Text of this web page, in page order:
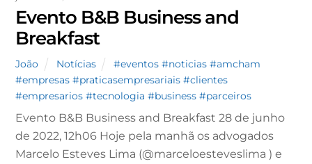
Evento B&B Business and
Breakfast
João Notícias
#eventos #noticias #amcham
#empresas #praticasempresariais #clientes
#empresarios #tecnologia #business #parceiros
Evento B&B Business and Breakfast 28 de junho
de 2022, 12h06 Hoje pela manhã os advogados
Marcelo Esteves Lima (@marceloesteveslima ) e